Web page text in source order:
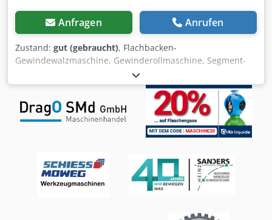
Anfragen Anrufen
Zustand: gut (gebraucht), Flachbacken-
Gewindewalzmaschine, Gewinderollmaschine, Segment-
Gewindewalzmaschine, Kaltumformmachine,
Rändelmaschine, Gewindewalzmaschine -Hersteller: EWM,
Flachbacken-Gewindewalzmaschine Rändelmaschine
Dwedpfx Alsi Eg Nks Dsa -Typ: leider ohne Typbezeichnung
-Antrieb: 4,6/5,8 kW 1435/2890 U/min -Riemenantrieb:
3fach verstellbar -Rändelplatte: RAA 1,0 -
Gewicht: 1308 kg